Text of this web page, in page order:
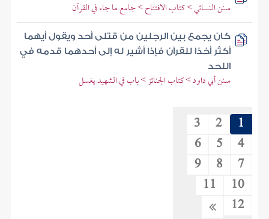
سنن النسائي > كتاب الافتتاح > جامع ما جاء في القرآن
كان يجمع بين الرجلين من قتلى أحد ويقول أيهما
أكثر أخذا للقرآن فإذا أشير له إلى أحدهما قدمه في
اللحد
سنن أبي داود > كتاب الجنائز > باب في الشهيد يغسل
1
2
3
4
5
6
7
8
9
10
11
12